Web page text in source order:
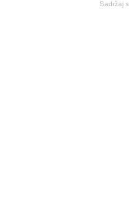
Sadržaj